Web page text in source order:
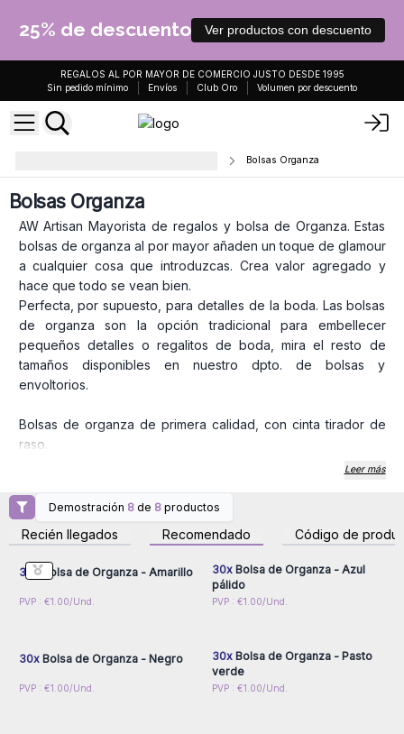
25% de descuento Ver productos con descuento
REGALOS AL POR MAYOR DE COMERCIO JUSTO DESDE 1995
Sin pedido mínimo
Envíos Club Oro Volumen por descuento
Bolsas Organza
Bolsas Organza
AW Artisan Mayorista de regalos y bolsa de Organza. Estas
bolsas de organza al por mayor añaden un toque de glamour
a cualquier cosa que introduzcas. Crea valor agregado y
hace que todo se vean bien.
Perfecta, por supuesto, para detalles de la boda. Las bolsas
de organza son la opción tradicional para embellecer
pequeños detalles o regalitos de boda, mira el resto de
tamaños disponibles en nuestro dpto. de bolsas y
envoltorios.
Bolsas de organza de primera calidad, con cinta tirador de
raso.
Leer más
Demostración 8 de 8 productos
Recién llegados Recomendado Código de
Inicie sesión o regístrese
para obtener precios al
por mayor
30xBolsa de Organza - Amarillo
PVP : €1.00/Und.
para obtener precios al
por mayor
30xBolsa de Organza - Azul
pálido
PVP : €1.00/Und.
Inicie sesión o regístrese
30xBolsa de Organza - Negro
PVP : €1.00/Und.
Inicie sesión o regístrese
30xBolsa de Organza - Pasto
verde
PVP : €1.00/Und.
Inicie sesión o regístrese
Inicie sesión o regístrese